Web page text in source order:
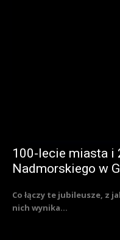
100-lecie miasta i
Nadmorskiego w
Co łączy te jubileusze, z
nich wynika...